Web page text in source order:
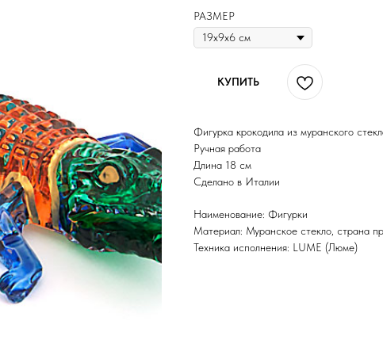
РАЗМЕР
КУПИТЬ
Фигурка крокодила из муранского
Ручная работа
Длина 18 см
Сделано в Италии
Наименование: Фигурки
Материал: Муранское стекло, страна
Техника исполнения: LUME (Люме)